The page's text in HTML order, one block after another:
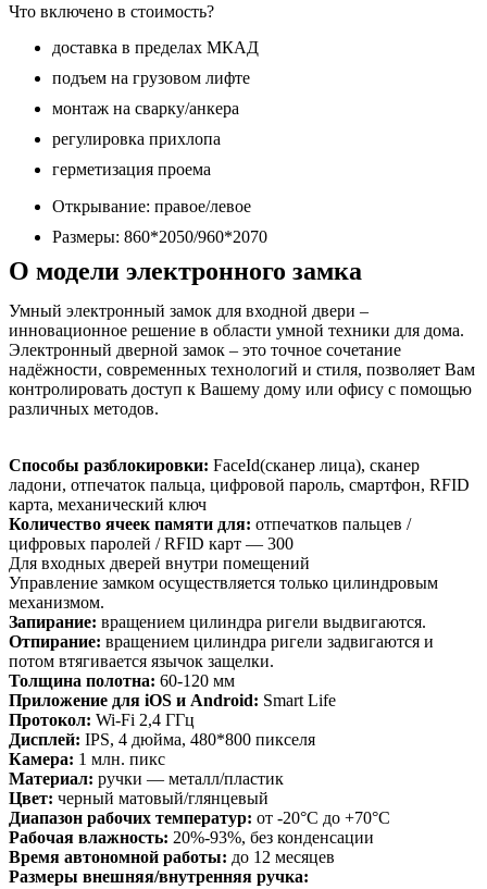
Что включено в стоимость?
доставка в пределах МКАД
подъем на грузовом лифте
монтаж на сварку/анкера
регулировка прихлопа
герметизация проема
Открывание: правое/левое
Размеры: 860*2050/960*2070
О модели электронного замка
Умный электронный замок для входной двери –
инновационное решение в области умной техники для дома.
Электронный дверной замок – это точное сочетание
надёжности, современных технологий и стиля, позволяет Вам
контролировать доступ к Вашему дому или офису с помощью
различных методов.
Способы разблокировки: FaceId(сканер лица), сканер
ладони, отпечаток пальца, цифровой пароль, смартфон, RFID
карта, механический ключ
Количество ячеек памяти для: отпечатков пальцев /
цифровых паролей / RFID карт — 300
Для входных дверей внутри помещений
Управление замком осуществляется только цилиндровым
механизмом.
Запирание: вращением цилиндра ригели выдвигаются.
Отпирание: вращением цилиндра ригели задвигаются и
потом втягивается язычок защелки.
Толщина полотна: 60-120 мм
Приложение для iOS и Android: Smart Life
Протокол: Wi-Fi 2,4 ГГц
Дисплей: IPS, 4 дюйма, 480*800 пикселя
Камера: 1 млн. пикс
Материал: ручки — металл/пластик
Цвет: черный матовый/глянцевый
Диапазон рабочих температур: от -20°C до +70°C
Рабочая влажность: 20%-93%, без конденсации
Время автономной работы: до 12 месяцев
Размеры внешняя/внутренняя ручка: